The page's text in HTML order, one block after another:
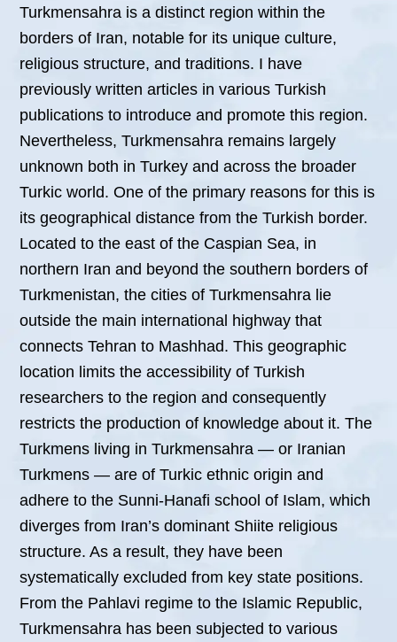
Turkmensahra is a distinct region within the
borders of Iran, notable for its unique culture,
religious structure, and traditions. I have
previously written articles in various Turkish
publications to introduce and promote this region.
Nevertheless, Turkmensahra remains largely
unknown both in Turkey and across the broader
Turkic world. One of the primary reasons for this is
its geographical distance from the Turkish border.
Located to the east of the Caspian Sea, in
northern Iran and beyond the southern borders of
Turkmenistan, the cities of Turkmensahra lie
outside the main international highway that
connects Tehran to Mashhad. This geographic
location limits the accessibility of Turkish
researchers to the region and consequently
restricts the production of knowledge about it. The
Turkmens living in Turkmensahra — or Iranian
Turkmens — are of Turkic ethnic origin and
adhere to the Sunni-Hanafi school of Islam, which
diverges from Iran’s dominant Shiite religious
structure. As a result, they have been
systematically excluded from key state positions.
From the Pahlavi regime to the Islamic Republic,
Turkmensahra has been subjected to various